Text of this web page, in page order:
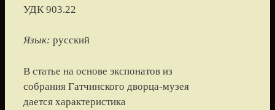
УДК 903.22
Язык: русский
В статье на основе экспонатов из
собрания Гатчинского дворца-музея
дается характеристика